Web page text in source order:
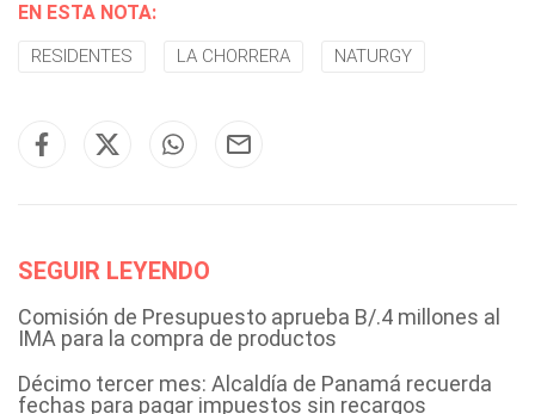
EN ESTA NOTA:
RESIDENTES LA CHORRERA NATURGY
SEGUIR LEYENDO
Comisión de Presupuesto aprueba B/.4 millones al
IMA para la compra de productos
Décimo tercer mes: Alcaldía de Panamá recuerda
fechas para pagar impuestos sin recargos